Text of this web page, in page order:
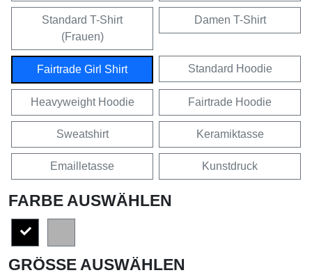
Standard T-Shirt
(Frauen)
Damen T-Shirt
Fairtrade Girl Shirt Standard Hoodie
Heavyweight Hoodie Fairtrade Hoodie
Sweatshirt Keramiktasse
Emailletasse Kunstdruck
FARBE AUSWÄHLEN
GRÖSSE AUSWÄHLEN